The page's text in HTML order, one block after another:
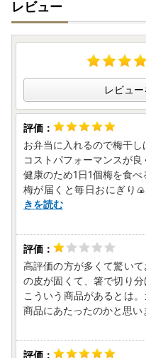
レビュー
レビュ
お弁当に入れるので梅干し
コストパフォーマンスが良
健康のため1日1個梅を食べ
梅が届くと毎日おにぎり
きを読む
高評価の方が多くて驚い
の皮が固くて、箸で切り
こういう商品があるとは
商品にあたったのかと思